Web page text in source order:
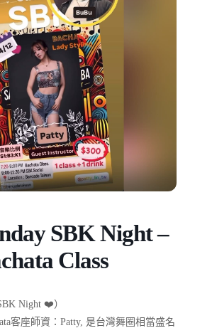
SBK Night –
Class
Night ❤️）
客座師資：Patty, 是台灣舞圈相當盛名